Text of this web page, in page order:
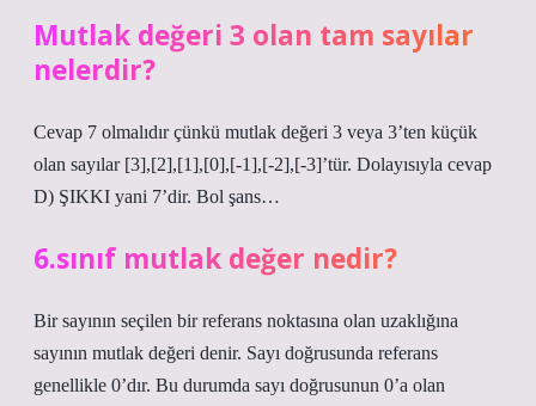
Mutlak değeri 3 olan tam sayılar
nelerdir?
Cevap 7 olmalıdır çünkü mutlak değeri 3 veya 3’ten küçük
olan sayılar [3],[2],[1],[0],[-1],[-2],[-3]’tür. Dolayısıyla cevap
D) ŞIKKI yani 7’dir. Bol şans…
6.sınıf mutlak değer nedir?
Bir sayının seçilen bir referans noktasına olan uzaklığına
sayının mutlak değeri denir. Sayı doğrusunda referans
genellikle 0’dır. Bu durumda sayı doğrusunun 0’a olan